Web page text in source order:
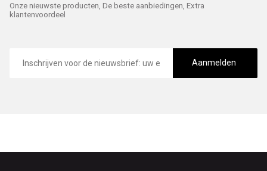
Onze nieuwste producten, De beste aanbiedingen, Extra
klantenvoordeel
mailadres
Aanmelden